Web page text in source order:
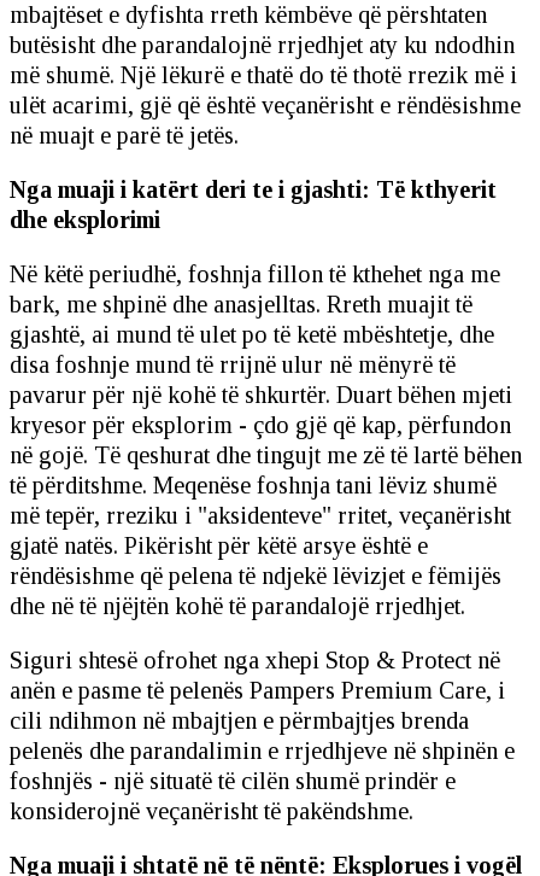
mbajtëset e dyfishta rreth këmbëve që përshtaten
butësisht dhe parandalojnë rrjedhjet aty ku ndodhin
më shumë. Një lëkurë e thatë do të thotë rrezik më i
ulët acarimi, gjë që është veçanërisht e rëndësishme
në muajt e parë të jetës.
Nga muaji i katërt deri te i gjashti: Të kthyerit
dhe eksplorimi
Në këtë periudhë, foshnja fillon të kthehet nga me
bark, me shpinë dhe anasjelltas. Rreth muajit të
gjashtë, ai mund të ulet po të ketë mbështetje, dhe
disa foshnje mund të rrijnë ulur në mënyrë të
pavarur për një kohë të shkurtër. Duart bëhen mjeti
kryesor për eksplorim - çdo gjë që kap, përfundon
në gojë. Të qeshurat dhe tingujt me zë të lartë bëhen
të përditshme. Meqenëse foshnja tani lëviz shumë
më tepër, rreziku i "aksidenteve" rritet, veçanërisht
gjatë natës. Pikërisht për këtë arsye është e
rëndësishme që pelena të ndjekë lëvizjet e fëmijës
dhe në të njëjtën kohë të parandalojë rrjedhjet.
Siguri shtesë ofrohet nga xhepi Stop & Protect në
anën e pasme të pelenës Pampers Premium Care, i
cili ndihmon në mbajtjen e përmbajtjes brenda
pelenës dhe parandalimin e rrjedhjeve në shpinën e
foshnjës - një situatë të cilën shumë prindër e
konsiderojnë veçanërisht të pakëndshme.
Nga muaji i shtatë në të nëntë: Eksplorues i vogël